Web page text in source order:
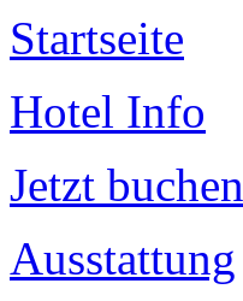
Startseite
Hotel Info
Jetzt buchen
Ausstattung